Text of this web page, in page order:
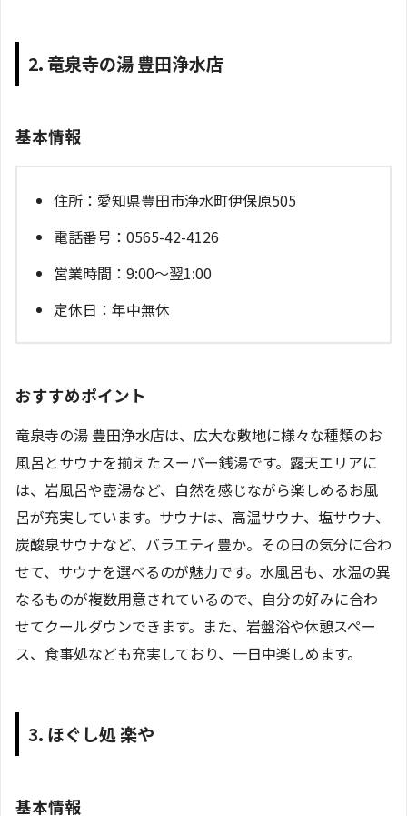
2. 竜泉寺の湯 豊田浄水店
基本情報
住所：愛知県豊田市浄水町伊保原505
電話番号：0565-42-4126
営業時間：9:00～翌1:00
定休日：年中無休
おすすめポイント
竜泉寺の湯 豊田浄水店は、広大な敷地に様々な種類のお
風呂とサウナを揃えたスーパー銭湯です。露天エリアに
は、岩風呂や壺湯など、自然を感じながら楽しめるお風
呂が充実しています。サウナは、高温サウナ、塩サウナ、
炭酸泉サウナなど、バラエティ豊か。その日の気分に合わ
せて、サウナを選べるのが魅力です。水風呂も、水温の異
なるものが複数用意されているので、自分の好みに合わ
せてクールダウンできます。また、岩盤浴や休憩スペー
ス、食事処なども充実しており、一日中楽しめます。
3. ほぐし処 楽や
基本情報